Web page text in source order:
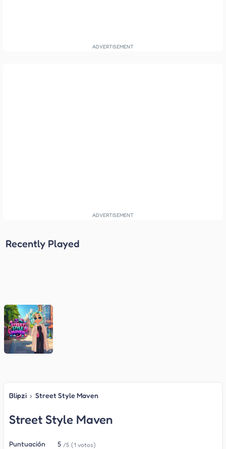
Recently Played
Blipzi › Street Style Maven
Street Style Maven
Puntuación 5 /5 (1 votos)